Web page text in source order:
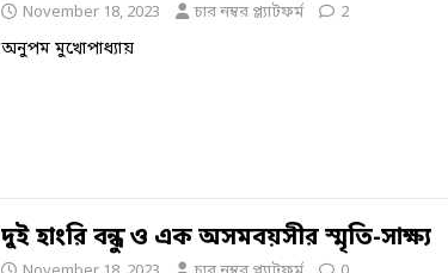
November 18, 2023 চার নম্বর প্ল্যাটফর্ম 2
অনুপম মুখোপাধ্যায়
দুই হাংরি বন্ধু ও এক অসমবয়সীর স্মৃতি-সাক্ষ্য